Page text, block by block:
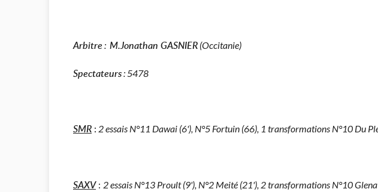
Arbitre : M.Jonathan GASNIER (Occitanie)
Spectateurs: 5478
SMR : 2 essais N°11 Dawai (6'), N°5 Fortuin (66), 1 transformations N°10 Du
SAXV: 2 essais N°13 Proult (9'), N°2 Meité (21'), 2 transformations N°10